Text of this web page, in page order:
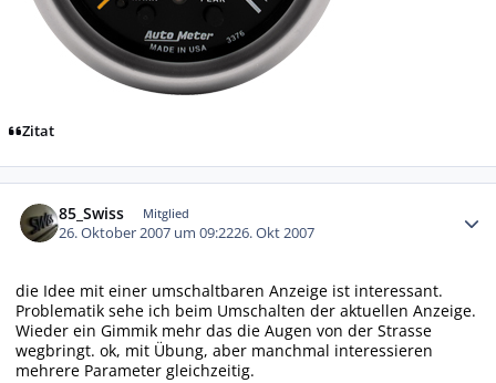
Zitat
85_Swiss Mitglied
26. Oktober 2007 um 09:2226. Okt 2007
die Idee mit einer umschaltbaren Anzeige ist interessant.
Problematik sehe ich beim Umschalten der aktuellen Anzeige.
Wieder ein Gimmik mehr das die Augen von der Strasse
wegbringt. ok, mit Übung, aber manchmal interessieren
mehrere Parameter gleichzeitig.